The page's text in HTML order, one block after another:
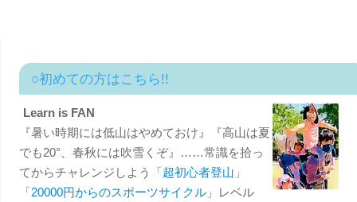
○初めての方はこちら!!
Learn is FAN
『暑い時期には低山はやめておけ』『高山は夏
でも20°、春秋には吹雪くぞ』……常識を拾っ
てからチャレンジしよう「超初心者登山 」
「20000円からのスポーツサイクル」レベル